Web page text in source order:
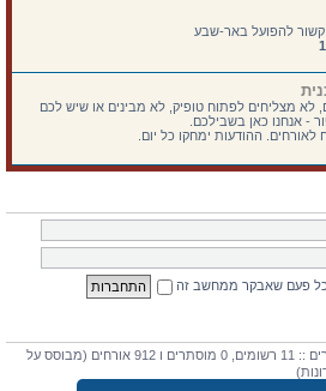
להפועל באר-שבע
לא מצליחים לפתוח טופיק, לא מבינים או שיש לכם
- אנחנו כאן בשבילכם.
לאורחים. ההודעות ימחקו כל יום.
פעם שאבקר ממחשב זה
משתמשים מחוברים :: 11 רשומים, 0 מוסתרים ו 912 אורחים (מבוסס על